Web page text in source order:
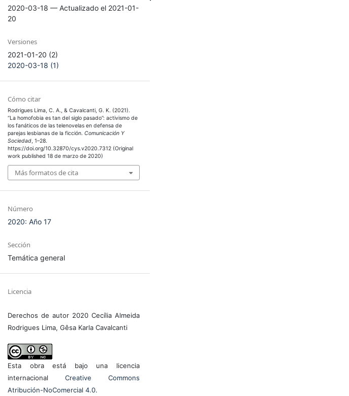
2020-03-18 — Actualizado el 2021-01-
20
Versiones
2021-01-20 (2)
2020-03-18 (1)
Cómo citar
Rodrigues Lima, C. A., & Cavalcanti, G. K. (2021).
“La homofobia es tan del siglo pasado”: activismo de
los fanáticos de las telenovelas en defensa de
parejas lesbianas de la ficción.Comunicación Y
Sociedad, 1–28.
https://doi.org/10.32870/cys.v2020.7312 (Original
work published 18 de marzo de 2020)
Más formatos de cita
Número
2020: Año 17
Sección
Temática general
Licencia
Derechos de autor 2020 Cecília Almeida
Rodrigues Lima, Gêsa Karla Cavalcanti
Esta obra está bajo una licencia
internacional Creative Commons
Atribución-NoComercial 4.0.